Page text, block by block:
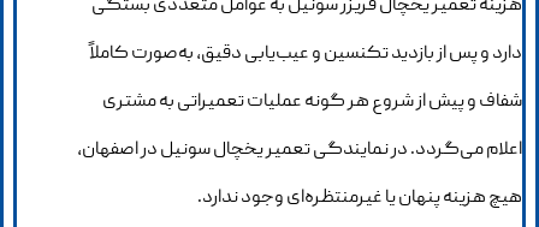
هزینه تعمیر یخچال فریزر سونیل به عوامل متعددی بستگی
دارد و پس از بازدید تکنسین و عیب‌یابی دقیق، به‌صورت کاملاً
شفاف و پیش از شروع هر گونه عملیات تعمیراتی به مشتری
اعلام می‌گردد. در نمایندگی تعمیر یخچال سونیل در اصفهان،
هیچ هزینه پنهان یا غیرمنتظره‌ای وجود ندارد.